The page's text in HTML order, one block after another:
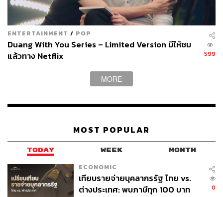
ENTERTAINMENT / POP
Duang With You Series – Limited Version มีให้ชม
แล้วทาง Netflix
599
MORE
MOST POPULAR
TODAY WEEK MONTH
ECONOMIC
เทียบรายจ่ายบุคลากรรัฐ ไทย vs.
ต่างประเทศ: พบภาษีทุก 100 บาท
0